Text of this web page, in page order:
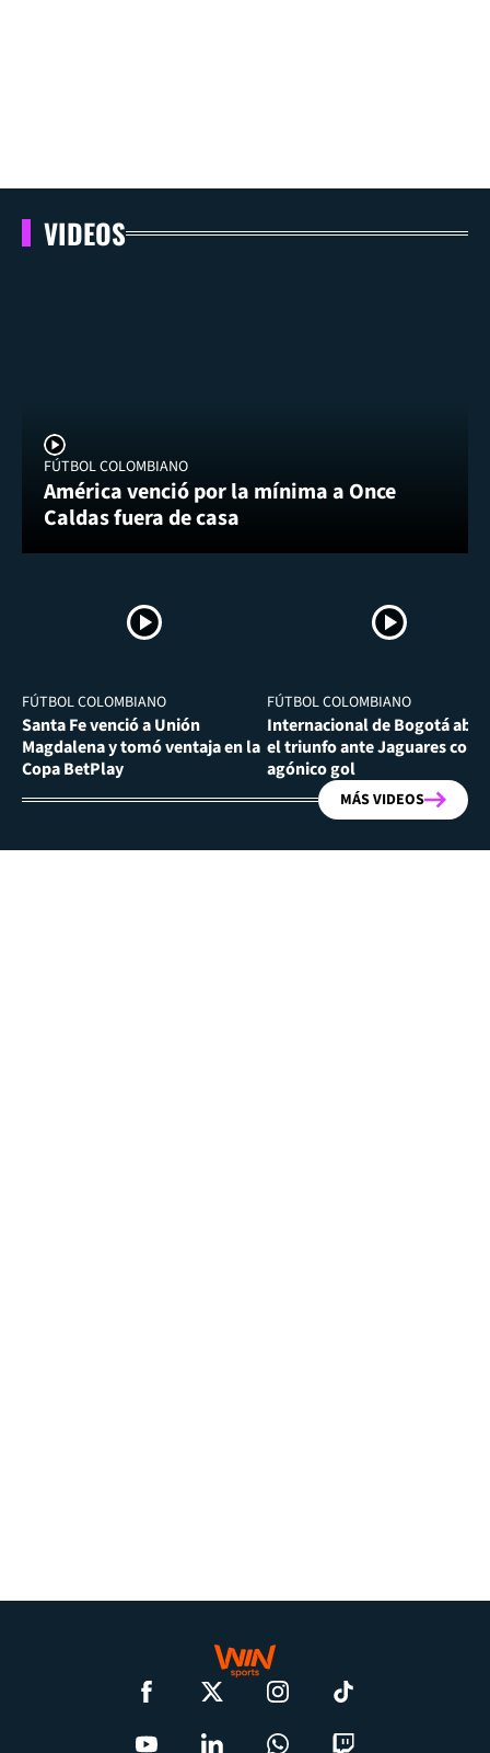
VIDEOS
FÚTBOL COLOMBIANO
América venció por la mínima a Once
Caldas fuera de casa
FÚTBOL COLOMBIANO
Santa Fe venció a Unión
Magdalena y tomó ventaja en la
Copa BetPlay
FÚTBOL COLOMBIANO
Internacional de Bogotá
el triunfo ante Jaguares con
agónico gol
MÁS VIDEOS